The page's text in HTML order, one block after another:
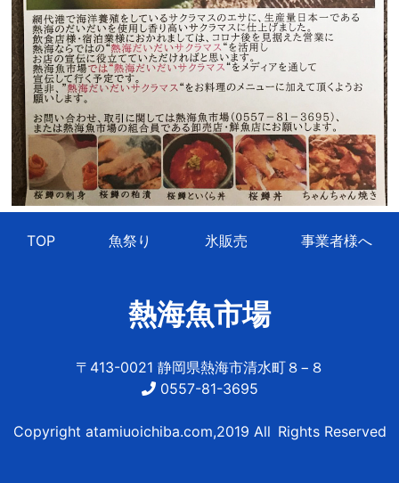
TOP 魚祭り 氷販売 事業者様へ
熱海魚市場
〒413-0021 静岡県熱海市清水町８−８
0557-81-3695
Copyright atamiuoichiba.com,2019 All Rights Reserved